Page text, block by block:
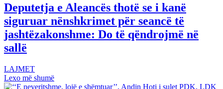
Deputetja e Aleancës thotë se i kanë
siguruar nënshkrimet për seancë të
jashtëzakonshme: Do të qëndrojmë në
sallë
LAJMET
Lexo më shumë